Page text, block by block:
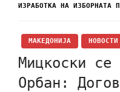
ИЗРАБОТКА НА ИЗБОРНАТА
МАКЕДОНИЈА НОВОСТИ
Мицкоски
Орбан: